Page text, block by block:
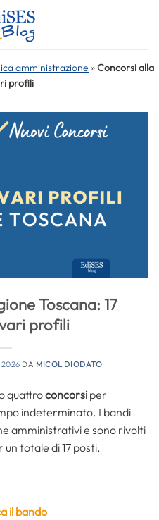
amministrazione »Concorsi alla
profili
Toscana: 17
profili
DA MICOL DIODATO
quattroconcorsi per
indeterminato. I bandi
amministrativi e sono rivolti
totale di 17 posti.
il bando